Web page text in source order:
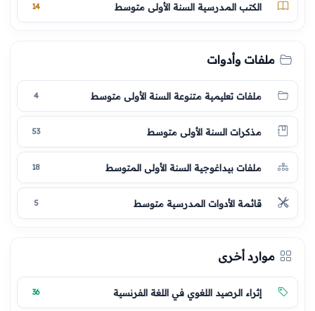
الكتب المدرسية السنة الأولى متوسط 14
ملفات وأدوات
ملفات تعليمية متنوعة السنة الأولى متوسط 4
مذكرات السنة الأولى متوسط 53
ملفات بيداغوجية السنة الأولى المتوسط 18
قائمة الأدوات المدرسية متوسط 5
موارد أخرى
إثراء الرصيد اللغوي في اللغة الفرنسية 36